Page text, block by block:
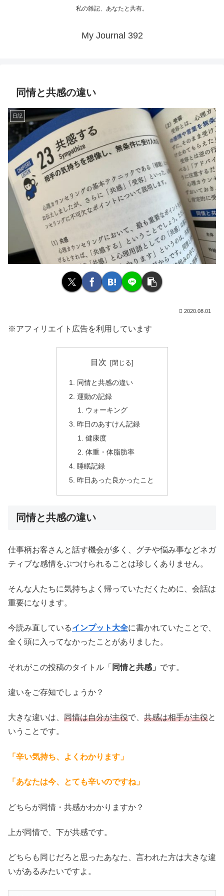
私の雑記、あなたと共有。
My Journal 392
同情と共感の違い
日記
2020.08.01
※アフィリエイト広告を利用しています
目次
同情と共感の違い
運動の記録
ウォーキング
昨日のあすけん記録
健康度
体重・体脂肪率
睡眠記録
昨日あった良かったこと
同情と共感の違い
仕事柄お客さんと話す機会が多く、グチや悩み事などネガ
ティブな感情をぶつけられることは珍しくありません。
そんな人たちに気持ちよく帰っていただくために、会話は
重要になります。
今読み直しているインプット大全に書かれていたことで、
全く頭に入ってなかったことがありました。
それがこの投稿のタイトル「 同情と共感」 です。
違いをご存知でしょうか？
大きな違いは、 同情は自分が主役で、 共感は相手が主役と
いうことです。
「辛い気持ち、よくわかります」
「あなたは今、とても辛いのですね」
どちらが同情・共感かわかりますか？
上が同情で、下が共感です。
どちらも同じだろと思ったあなた、言われた方は大きな違
いがあるみたいですよ。